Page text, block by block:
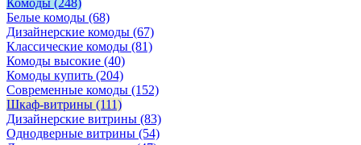
Комоды (248)
Белые комоды (68)
Дизайнерские комоды (67)
Классические комоды (81)
Комоды высокие (40)
Комоды купить (204)
Современные комоды (152)
Шкаф-витрины (111)
Дизайнерские витрины (83)
Однодверные витрины (54)